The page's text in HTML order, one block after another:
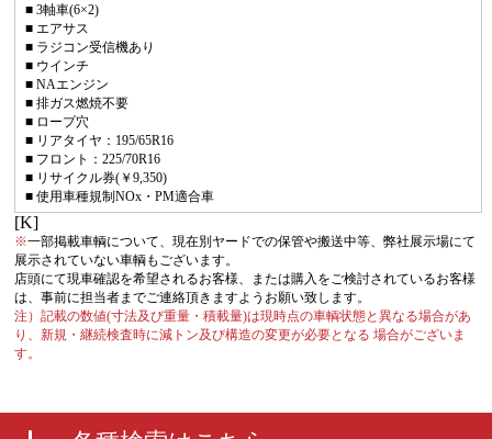
■ 3軸車(6×2)
■ エアサス
■ ラジコン受信機あり
■ ウインチ
■ NAエンジン
■ 排ガス燃焼不要
■ ロープ穴
■ リアタイヤ：195/65R16
■ フロント：225/70R16
■ リサイクル券(￥9,350)
■ 使用車種規制NOx・PM適合車
[K]
※一部掲載車輌について、現在別ヤードでの保管や搬送中等、弊社展示場にて
展示されていない車輌もございます。
店頭にて現車確認を希望されるお客様、または購入をご検討されているお客様
は、事前に担当者までご連絡頂きますようお願い致します。
注）記載の数値(寸法及び重量・積載量)は現時点の車輌状態と異なる場合があ
り、新規・継続検査時に減トン及び構造の変更が必要となる 場合がございま
す。